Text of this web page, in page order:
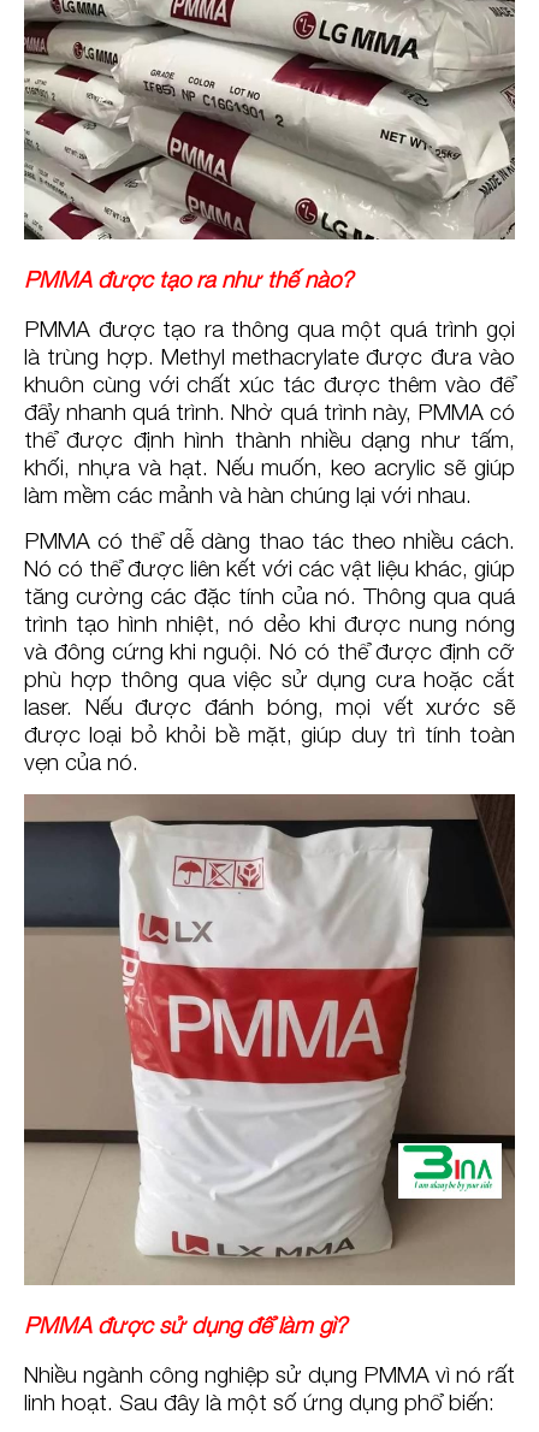
PMMA được tạo ra như thế nào?
PMMA được tạo ra thông qua một quá trình gọi
là trùng hợp. Methyl methacrylate được đưa vào
khuôn cùng với chất xúc tác được thêm vào để
đẩy nhanh quá trình. Nhờ quá trình này, PMMA có
thể được định hình thành nhiều dạng như tấm,
khối, nhựa và hạt. Nếu muốn, keo acrylic sẽ giúp
làm mềm các mảnh và hàn chúng lại với nhau.
PMMA có thể dễ dàng thao tác theo nhiều cách.
Nó có thể được liên kết với các vật liệu khác, giúp
tăng cường các đặc tính của nó. Thông qua quá
trình tạo hình nhiệt, nó dẻo khi được nung nóng
và đông cứng khi nguội. Nó có thể được định cỡ
phù hợp thông qua việc sử dụng cưa hoặc cắt
laser. Nếu được đánh bóng, mọi vết xước sẽ
được loại bỏ khỏi bề mặt, giúp duy trì tính toàn
vẹn của nó.
PMMA được sử dụng để làm gì?
Nhiều ngành công nghiệp sử dụng PMMA vì nó rất
linh hoạt. Sau đây là một số ứng dụng phổ biến: